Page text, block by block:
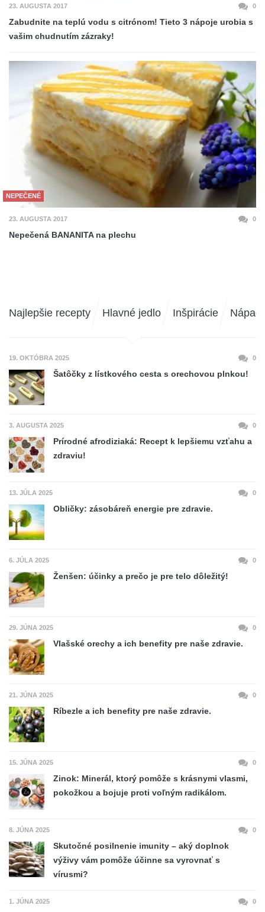
23. AUGUSTA 2017 0
Zabudnite na teplú vodu s citrónom! Tieto 3 nápoje urobia s
vašim chudnutím zázraky!
NEPEČENÉ
23. AUGUSTA 2017 0
Nepečená BANANITA na plechu
Najlepšie recepty Hlavné jedlo Inšpirácie
19. OKTÓBRA 2025 0
Šatôčky z lístkového cesta s orechovou plnkou!
3. AUGUSTA 2025 0
Prírodné afrodiziaká: Recept k lepšiemu vzťahu a
zdraviu!
13. JÚLA 2025 0
Obličky: zásobáreň energie pre zdravie.
6. JÚLA 2025 0
Ženšen: účinky a prečo je pre telo dôležitý!
29. JÚNA 2025 0
Vlašské orechy a ich benefity pre naše zdravie.
21. JÚNA 2025 0
Ríbezle a ich benefity pre naše zdravie.
15. JÚNA 2025 0
Zinok: Minerál, ktorý pomôže s krásnymi vlasmi,
pokožkou a bojuje proti voľným radikálom.
8. JÚNA 2025 0
Skutočné posilnenie imunity – aký doplnok
výživy vám pomôže účinne sa vyrovnať s
vírusmi?
1. JÚNA 2025 0